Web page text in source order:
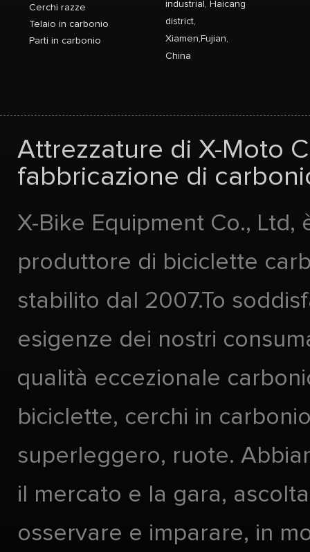
Cerchi razze
Telaio in carbonio
Parti in carbonio
industrial, Haicang
district,
Xiamen,Fujian,
China
Attrezzature di X-Moto
fabbricazione di
X-Bike Equipment Co., Ltd,
produttore di biciclette
stabilito dal 2007.To
esigenze dei nostri
qualità eccezionale
biciclette, cerchi in
superleggero, ruote.
il mercato e la gara,
osservare e imparare, in